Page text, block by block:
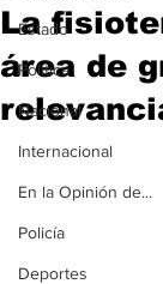
Estado
Política
Nacional
Internacional
En la Opinión de...
Policía
Deportes
La
área de